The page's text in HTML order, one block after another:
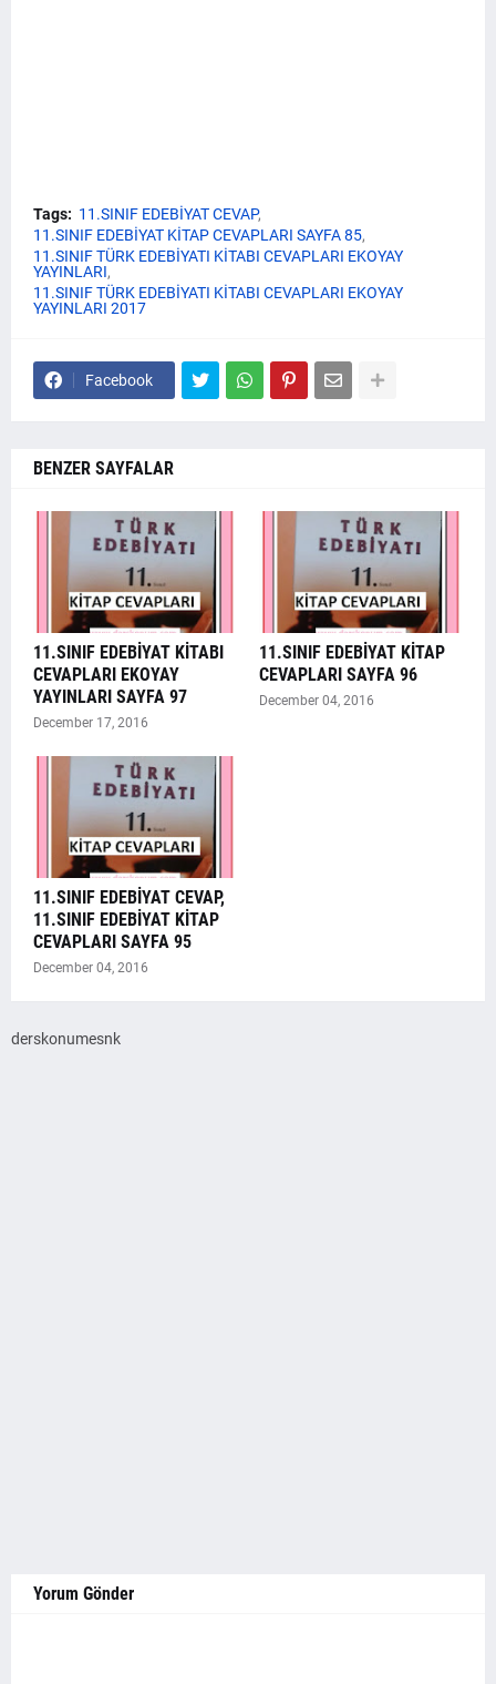
Tags: 11.SINIF EDEBİYAT CEVAP
11.SINIF EDEBİYAT KİTAP CEVAPLARI SAYFA 85
11.SINIF TÜRK EDEBİYATI KİTABI CEVAPLARI EKOYAY
YAYINLARI
11.SINIF TÜRK EDEBİYATI KİTABI CEVAPLARI EKOYAY
YAYINLARI 2017
Facebook
BENZER SAYFALAR
11.SINIF EDEBİYAT KİTABI
CEVAPLARI EKOYAY
YAYINLARI SAYFA 97
December 17, 2016
11.SINIF EDEBİYAT KİTAP
CEVAPLARI SAYFA 96
December 04, 2016
11.SINIF EDEBİYAT CEVAP,
11.SINIF EDEBİYAT KİTAP
CEVAPLARI SAYFA 95
December 04, 2016
derskonumesnk
Yorum Gönder